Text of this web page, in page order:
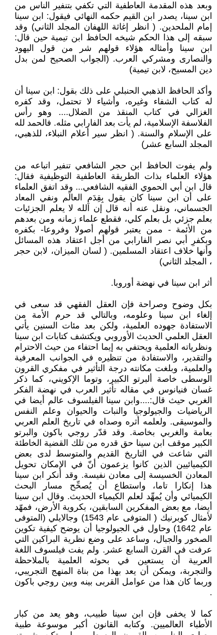
وبعد هذه المقدمة العاطفية التي تكفي بتنفير الناس من
ابن سينا، يصدر ابن القيم حكمه النهائي فيقول: ابن سينا
إمام الملحدين. ( انظر إغاثة اللهفان المجلد الثاني) وقد
سبقه إلى هذا الحكم شيخه الحافظ ابن تيمية حين قال:
ابن سينا وأمثاله هؤلاء قولهم شر من قول اليهود
والنصارى ومشركي العرب. (الجواب الصحيح لمن بدل
دين المسيح، لابن تيمية)
وأكد الحافظ الذهبي الحنبلي على ذلك بقول: ابن سينا أن
له كتاب الشفاء وغيره، وأشياء لا تحتمل، وقد كفره
الغزالي في كتاب المنقذ من الضلال.... وهو رأس
الفلاسفة الإسلامية، لم يأت بعد الفارابي مثله. فالحمد لله
على الإسلام والسنة. ( انظر سير أعلام النبلاء، للذهبي،
المجلد السابع عشر)
ولم يفوت الحافظ ابن حجر الشافعي تنفير اتباعه من
هؤلاء العلماء بذات الطريقة العاطفية التوظيفية فقال:
قال ابن أبي الحموي الفقيه الشافعي... وقد اتفق العلماء
على أن ابن سينا كان يقول بِقِدَمِ العالَم ونفي المعاد
الجسماني، ونقل عنه أنه قال إن الله لا يعلم الجزئيات
بعلم جزئي بل بعلم كلي، فقطع علماء زمانه ومن بعدهم
من الأئمة - ممن يعتبر قولهم أصولا وفروعا- بكفره
وبكفرِ أبي نصر الفارابي من أجل اعتقاد هذه المسائل
وأنها خلاف اعتقاد المسلمين. ( لسان الميزان، لابن حجر
، المجلد الثاني)
أثر ابن سينا في نهضة أوروبا.
بكل وضوح وصراحة فإن العقل الفقهي قد سعى في
إلغاء ابن سينا وعلومه، وبالتالي قد حرم الأمة من
الاستفادة جهوده العلمية، ولكن بعد مئات السنين يأتي
العقل العلمي الحديث الأوروبي ويكتشف كتابات ابن سينا
ونظرياته العلمية ويحتفي به إيما احتفاء من حيث الاحترام
والتقدير، والاستفادة من تنظيره في الجوانب المعرفية
والعلمية، وبلغت مكانته درجة التأثير في مفكري القرون
الوسطى خاصة ألبرتو الكبير، وتوما الإكويني، كما ذكر
غسان فنيانوس في مقاله تأثير العرب في نهضة الفكر
الغربي حيث قال:....وابن سينا الفيلسوف عالم أيضا في
الرياضيات والجيولوجيا والنبات والحيوان وعلم النفس
والموسيقى. ولعلمه أثره وصداه في تاريخ العلم العربي
بعامة والغربي بخاصة. وقد قدّر روجي باكون والبرتو
الكبير موقف ابن سينا حق قدره من تلك القضية الخاطئة
التي شاعت في التاريخ القديم والمتوسط لدى بعض
الكيميائيين الذين كانوا يزعمون أنّ في الإمكان تحويل
المعادن الخسيسة إلى معادن نفيسة. وقد أنكر ابن سينا
هذا إنكارا تاما، واستطاع أن يُصحِّح مسار البحث
الكيميائي وأن يُمهِّد لعلم الكيمياء الحديث. وقال ابن سينا
أيضا، مع بعض المفكرين السابقين، بكروية الأرض، فمهّد
لأمثال كوبرنيك ( المتوفى عام 1543) وجالايلي (المتوفى
عام 1642) وحاول في الجيولوجيا أن يوضح كيفية تكوين
الصخور والجبال، وساعد على وضع نظرية البراكين التي
عرفت في القرن السابع عشر. ولم يفت فيلسوف اللغة
العربية أن يستعين في بحوثه العلمية بالملاحظة
والتجربة، ويمكن أن يعد بهذا من بناة المنهج التجريبي،
وربما كان هذا من عوامل القربى بينه وبين روجي باكون
.‏
كما لا يخفى فإن ابن سينا طبيب، وهو يعد من كبار
الأطباء العالميين. وكتابه القانون أكبر موسوعة طبية